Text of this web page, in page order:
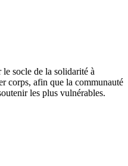
socle de la solidarité à
corps, afin que la communauté
les plus vulnérables.